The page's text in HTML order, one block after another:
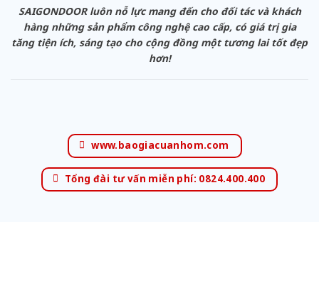
SAIGONDOOR luôn nỗ lực mang đến cho đối tác và khách
hàng những sản phẩm công nghệ cao cấp, có giá trị gia
tăng tiện ích, sáng tạo cho cộng đồng một tương lai tốt đẹp
hơn!
www.baogiacuanhom.com
Tổng đài tư vấn miễn phí: 0824.400.400